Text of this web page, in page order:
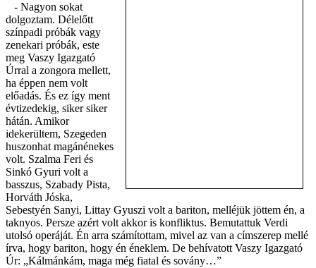
- Nagyon sokat
dolgoztam. Délelőtt
színpadi próbák vagy
zenekari próbák, este
meg Vaszy Igazgató
Úrral a zongora mellett,
ha éppen nem volt
előadás. És ez így ment
évtizedekig, siker siker
hátán. Amikor
idekerültem, Szegeden
huszonhat magánénekes
volt. Szalma Feri és
Sinkó Gyuri volt a
basszus, Szabady Pista,
Horváth Jóska,
Sebestyén Sanyi, Littay Gyuszi volt a bariton, melléjük jöttem én, a
taknyos. Persze azért volt akkor is konfliktus. Bemutattuk Verdi
utolsó operáját. Én arra számítottam, mivel az van a címszerep mellé
írva, hogy bariton, hogy én éneklem. De behívatott Vaszy Igazgató
Úr: „Kálmánkám, maga még fiatal és sovány…”